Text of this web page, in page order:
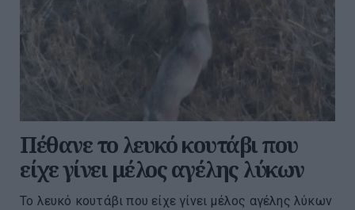
Πέθανε το λευκό κουτάβι που
είχε γίνει μέλος αγέλης λύκων
Το λευκό κουτάβι που είχε γίνει μέλος αγέλης λύκων